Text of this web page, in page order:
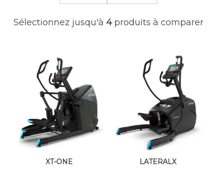
Sélectionnez jusqu'à 4produits à comparer
XT-ONE LATERALX